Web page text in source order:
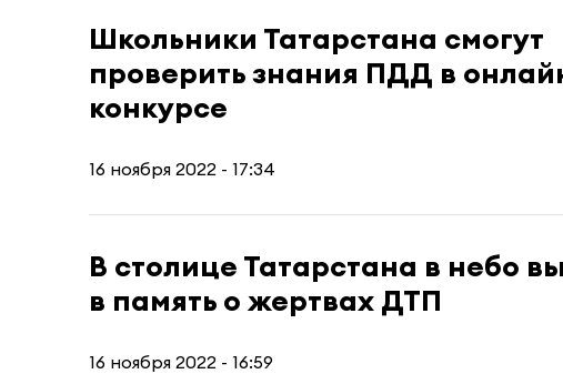
Школьники Татарстана смогут
проверить знания ПДД в
конкурсе
16 ноября 2022 - 17:34
В столице Татарстана в небо
в память о жертвах ДТП
16 ноября 2022 - 16:59